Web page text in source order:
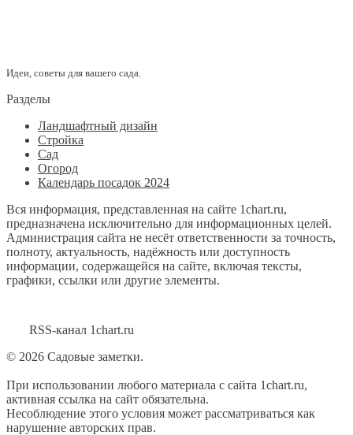
Идеи, советы для вашего сада.
Разделы
Ландшафтный дизайн
Стройка
Сад
Огород
Календарь посадок 2024
Вся информация, представленная на сайте 1chart.ru,
предназначена исключительно для информационных целей.
Администрация сайта не несёт ответственности за точность,
полноту, актуальность, надёжность или доступность
информации, содержащейся на сайте, включая тексты,
графики, ссылки или другие элементы.
RSS-канал 1chart.ru
© 2026 Садовые заметки.
При использовании любого материала с сайта 1chart.ru,
активная ссылка на сайт обязательна.
Несоблюдение этого условия может рассматриваться как
нарушение авторских прав.